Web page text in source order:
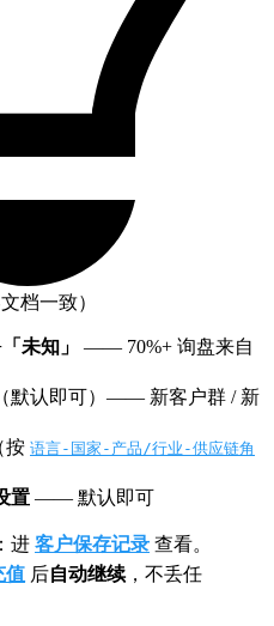
档一致）
未知」
—— 70%+ 询盘来自
（默认即可）—— 新客户群 / 新
按 语言-国家-产品/行业-供应链角
置 —— 默认即可
：进 客户保存记录 查看。
值 后自动继续，不丢任